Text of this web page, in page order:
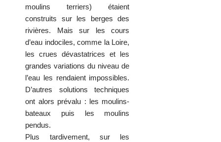
moulins terriers) étaient
construits sur les berges des
rivières. Mais sur les cours
d’eau indociles, comme la Loire,
les crues dévastatrices et les
grandes variations du niveau de
l’eau les rendaient impossibles.
D’autres solutions techniques
ont alors prévalu : les moulins-
bateaux puis les moulins
pendus.
Plus tardivement, sur les